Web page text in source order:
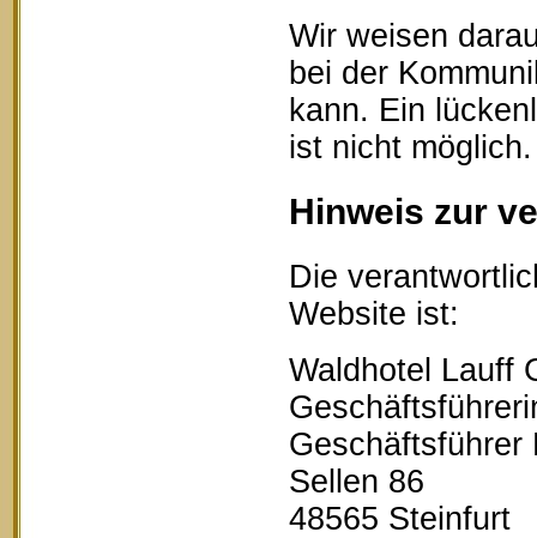
Wir weisen
bei der
kann. Ein
ist nicht möglich.
Hinweis zur
Die
Website ist:
Waldhotel Lauff
Geschäftsführer
Sellen 86
48565 Steinfurt